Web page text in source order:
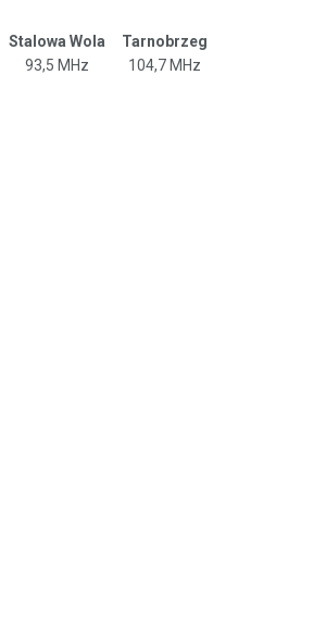
Stalowa Wola
Tarnobrzeg
93,5 MHz 104,7 MHz